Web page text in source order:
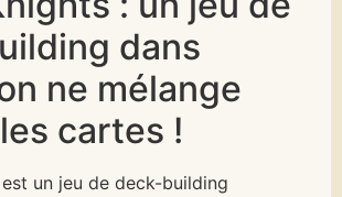
dans
ne mélange
cartes !
un jeu de deck-building